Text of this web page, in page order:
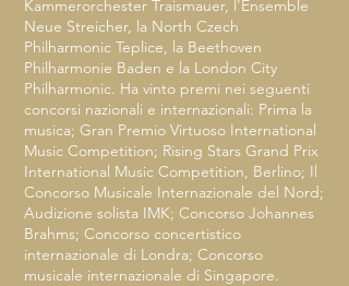
Kammerorchester Traismauer, l'Ensemble
Neue Streicher, la North Czech
Philharmonic Teplice, la Beethoven
Philharmonie Baden e la London City
Philharmonic. Ha vinto premi nei seguenti
concorsi nazionali e internazionali: Prima la
musica; Gran Premio Virtuoso International
Music Competition; Rising Stars Grand Prix
International Music Competition, Berlino; Il
Concorso Musicale Internazionale del Nord;
Audizione solista IMK; Concorso Johannes
Brahms; Concorso concertistico
internazionale di Londra; Concorso
musicale internazionale di Singapore.